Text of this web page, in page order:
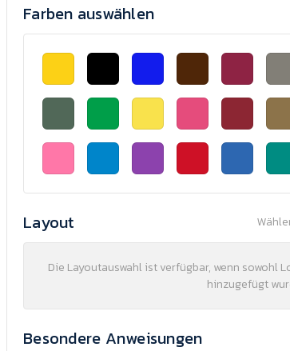
Farben auswählen
Layout
Die Layoutauswahl ist verfügbar, wenn sowohl
hinzugefügt
Besondere Anweisungen